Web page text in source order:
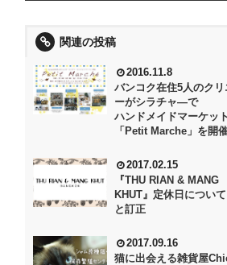
関連の投稿
2016.11.8
バンコク在住5人のクリ
ーがシラチャ―で
ハンドメイドマーケット
「Petit Marche」を開催
2017.02.15
『THU RIAN & MANG
KHUT』定休日につい
と訂正
2017.09.16
猫に出会える雑貨屋